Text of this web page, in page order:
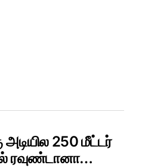
அடியில 250 மீட்டர்
ரவுண்டானா…